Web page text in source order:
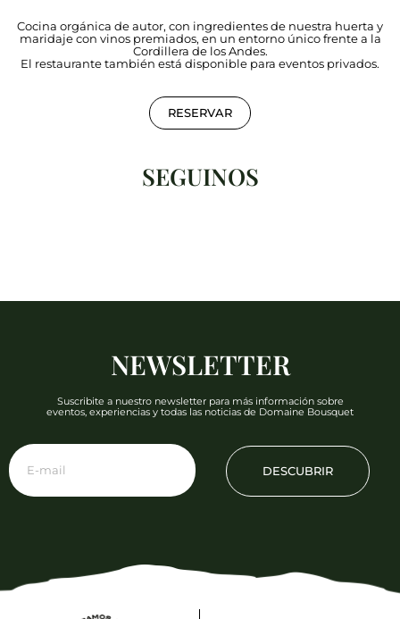
Cocina orgánica de autor, con ingredientes de nuestra huerta y
maridaje con vinos premiados, en un entorno único frente a la
Cordillera de los Andes.
El restaurante también está disponible para eventos privados.
RESERVAR
SEGUINOS
NEWSLETTER
Suscribite a nuestro newsletter para más información sobre
eventos, experiencias y todas las noticias de Domaine Bousquet
DESCUBRIR